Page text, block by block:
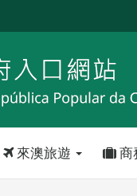
來澳旅遊 商